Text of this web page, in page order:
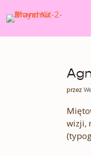
przez
wizji,